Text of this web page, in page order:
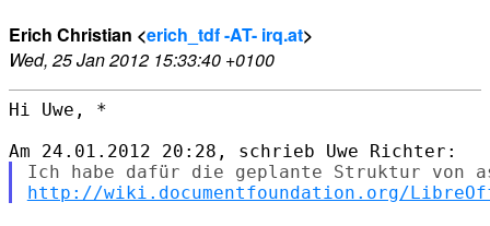
Erich Christian <erich_tdf -AT- irq.at>
Wed, 25 Jan 2012 15:33:40 +0100
Hi Uwe, *
http://wiki.documentfoundation.org/